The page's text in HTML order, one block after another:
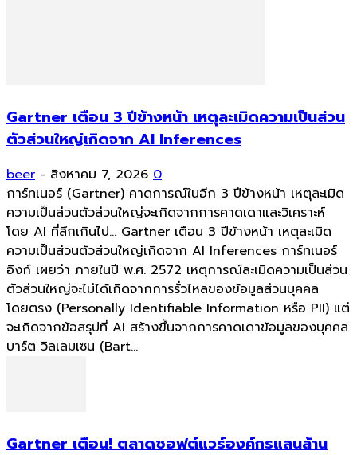
Gartner เตือน 3 ปีข้างหน้า เหตุละเมิดความเป็นส่วน
ตัวส่วนใหญ่เกิดจาก AI Inferences
beer - สิงหาคม 7, 2026 0
การ์ทเนอร์ (Gartner) คาดการณ์ในอีก 3 ปีข้างหน้า เหตุละเมิด
ความเป็นส่วนตัวส่วนใหญ่จะเกิดจากการคาดเดาและวิเคราะห์
โดย AI ที่ลึกเกินไป... Gartner เตือน 3 ปีข้างหน้า เหตุละเมิด
ความเป็นส่วนตัวส่วนใหญ่เกิดจาก AI Inferences การ์ทเนอร์
อิงก์ เผยว่า ภายในปี พ.ศ. 2572 เหตุการณ์ละเมิดความเป็นส่วน
ตัวส่วนใหญ่จะไม่ได้เกิดจากการรั่วไหลของข้อมูลส่วนบุคคล
โดยตรง (Personally Identifiable Information หรือ PII) แต่
จะเกิดจากข้อสรุปที่ AI สร้างขึ้นจากการคาดเดาข้อมูลของบุคคล
บาร์ต วิลเลมเซน (Bart...
Gartner เตือน! ตลาดซอฟต์แวร์องค์กรแสนล้าน